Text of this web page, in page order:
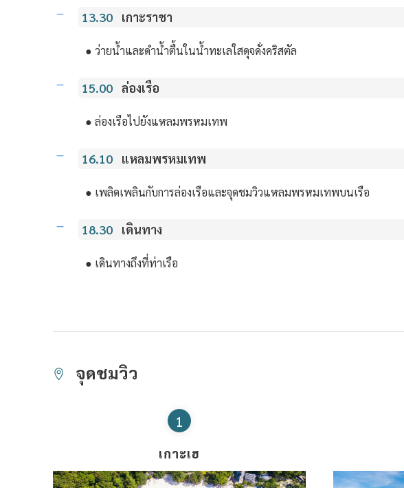
13.30 เกาะราชา
● ว่ายน้ำและดำน้ำตื้นในน้ำทะเลใสดุจดั่งคริสตัล
15.00 ล่องเรือ
● ล่องเรือไปยังแหลมพรหมเทพ
16.10 แหลมพรหมเทพ
● เพลิดเพลินกับการล่องเรือและจุดชมวิวแหลมพรหมเทพบนเรือ
18.30 เดินทาง
● เดินทางถึงที่ท่าเรือ
จุดชมวิว
1
เกาะเฮ